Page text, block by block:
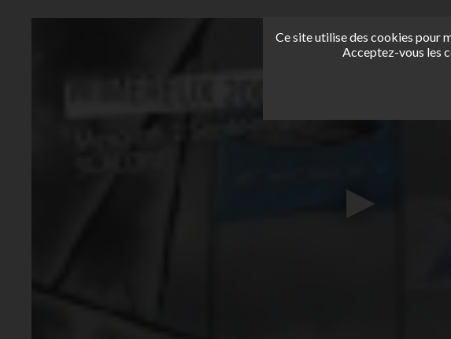
Ce site utilise des cookies pour
Acceptez-vous les